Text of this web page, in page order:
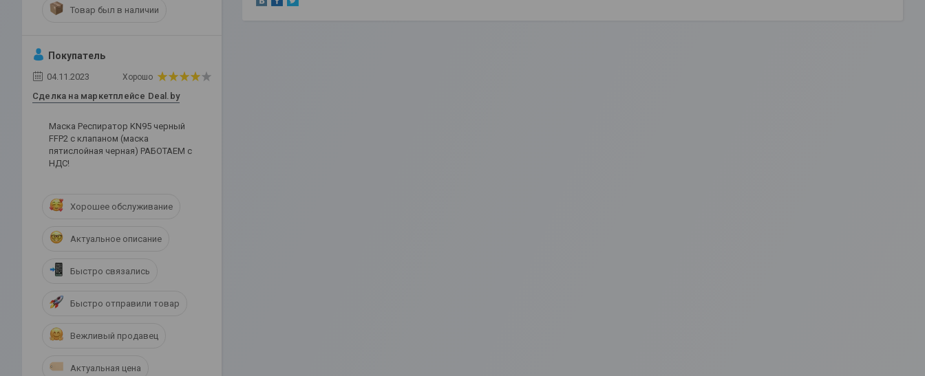
Товар был в наличии
Покупатель
04.11.2023 Хорошо
Сделка на маркетплейсе Deal.by
Маска Респиратор KN95 черный
FFP2 с клапаном (маска
пятислойная черная) РАБОТАЕМ с
НДС!
Хорошее обслуживание
Актуальное описание
Быстро связались
Быстро отправили товар
Вежливый продавец
Актуальная цена